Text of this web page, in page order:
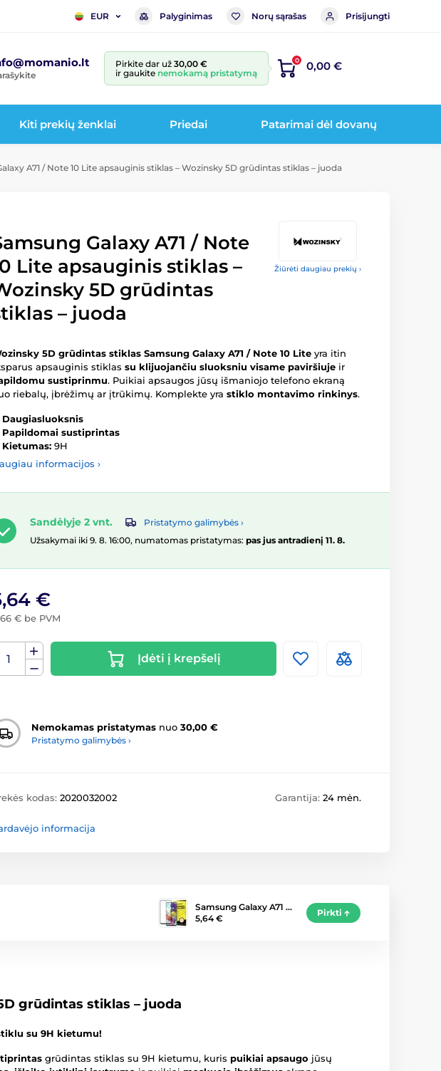
EUR Palyginimas Norų sąrašas Prisijungti
Pirkite dar už 30,00 €
ir gaukite nemokamą pristatymą
0 0,00 €
Kiti prekių ženklai Priedai Patarimai dėl dovanų
A71 / Note 10 Lite apsauginis stiklas – Wozinsky 5D grūdintas stiklas – juoda
Žiūrėti daugiau prekių ›
Galaxy A71 / Note
Lite apsauginis stiklas –
5D grūdintas
– juoda
5D grūdintas stiklas Samsung Galaxy A71 / Note 10 Lite yra itin
apsauginis stiklas su klijuojančiu sluoksniu visame paviršiuje ir
sustiprinmu. Puikiai apsaugos jūsų išmaniojo telefono ekraną
riebalų, įbrėžimų ar įtrūkimų. Komplekte yra stiklo montavimo rinkinys.
Daugiasluoksnis
Papildomai sustiprintas
Kietumas: 9H
informacijos ›
Sandėlyje 2 vnt.
Pristatymo galimybės ›
Užsakymai iki 9. 8. 16:00, numatomas pristatymas: pas jus antradienį 11. 8.
€
€ be PVM
Įdėti į krepšelį
Nemokamas pristatymas nuo 30,00 €
Pristatymo galimybės ›
kodas: 2020032002 Garantija: 24 mėn.
informacija
Samsung Galaxy A71 …
5,64 €
Pirkti
grūdintas stiklas – juoda
su 9H kietumu!
grūdintas stiklas su 9H kietumu, kuris puikiai apsaugo jūsų